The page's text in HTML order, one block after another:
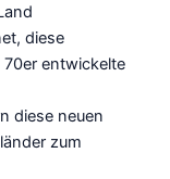
diese
entwickelte
diese neuen
zum